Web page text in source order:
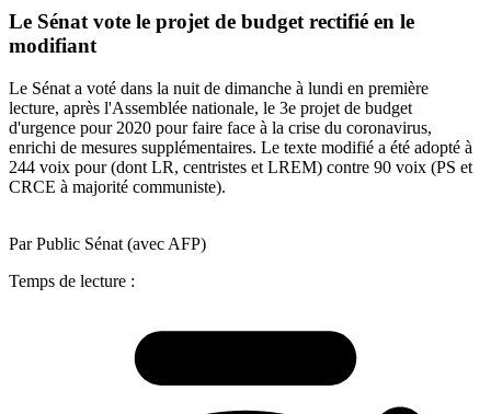
Le Sénat vote le projet de budget rectifié en le
modifiant
Le Sénat a voté dans la nuit de dimanche à lundi en première
lecture, après l'Assemblée nationale, le 3e projet de budget
d'urgence pour 2020 pour faire face à la crise du coronavirus,
enrichi de mesures supplémentaires. Le texte modifié a été adopté à
244 voix pour (dont LR, centristes et LREM) contre 90 voix (PS et
CRCE à majorité communiste).
Par Public Sénat (avec AFP)
Temps de lecture :